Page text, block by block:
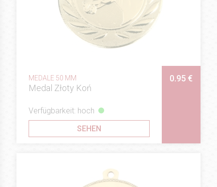
MEDALE 50 MM
Medal Złoty Koń
0.95 €
Verfügbarkeit: hoch
SEHEN